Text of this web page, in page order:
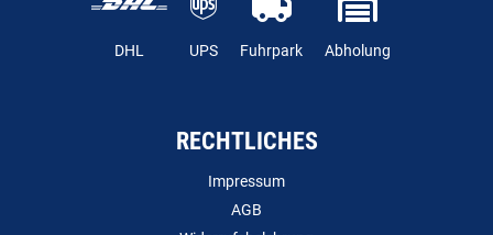
DHL UPS Fuhrpark Abholung
RECHTLICHES
Impressum
AGB